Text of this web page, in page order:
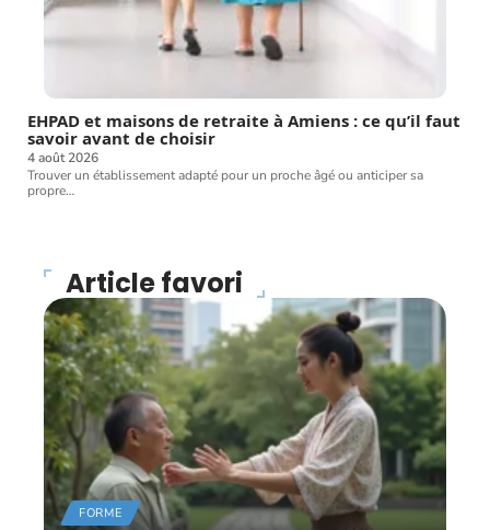
EHPAD et maisons de retraite à Amiens : ce qu’il faut
savoir avant de choisir
4 août 2026
Trouver un établissement adapté pour un proche âgé ou anticiper sa
propre…
Article favori
FORME